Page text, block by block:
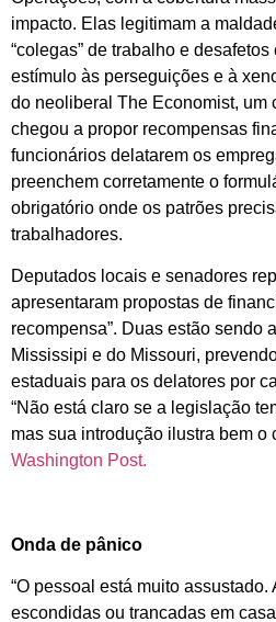
impacto. Elas legitimam a
“colegas” de trabalho e
estímulo às perseguições e à
do neoliberal The Economist, um
chegou a propor recompensas
funcionários delatarem os
preenchem corretamente o
obrigatório onde os patrões
trabalhadores.
Deputados locais e senadores
apresentaram propostas de
recompensa”. Duas estão sendo
Mississipi e do Missouri,
estaduais para os delatores por
“Não está claro se a legislação
mas sua introdução ilustra bem o
Washington Post.
Onda de pânico
“O pessoal está muito
escondidas ou trancadas em